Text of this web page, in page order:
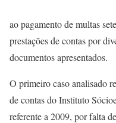
ao pagamento de multas
prestações de contas por
documentos apresentados.
O primeiro caso analisado
de contas do Instituto
referente a 2009, por falta